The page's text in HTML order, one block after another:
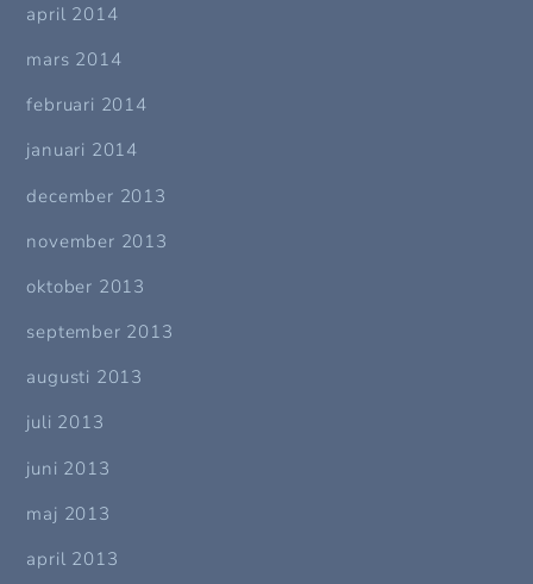
april 2014
mars 2014
februari 2014
januari 2014
december 2013
november 2013
oktober 2013
september 2013
augusti 2013
juli 2013
juni 2013
maj 2013
april 2013